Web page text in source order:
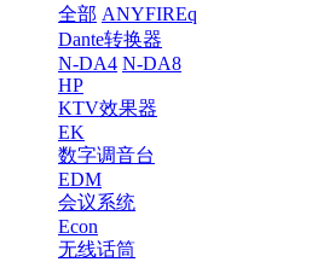
全部 ANYFIREq
Dante转换器
N-DA4 N-DA8
HP
KTV效果器
EK
数字调音台
EDM
会议系统
Econ
无线话筒